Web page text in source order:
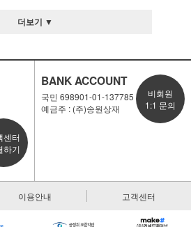
더보기 ▼
센터
하기
BANK ACCOUNT
국민 698901-01-137785
예금주 : (주)송원상재
비회원
1:1 문의
이용안내 고객센터